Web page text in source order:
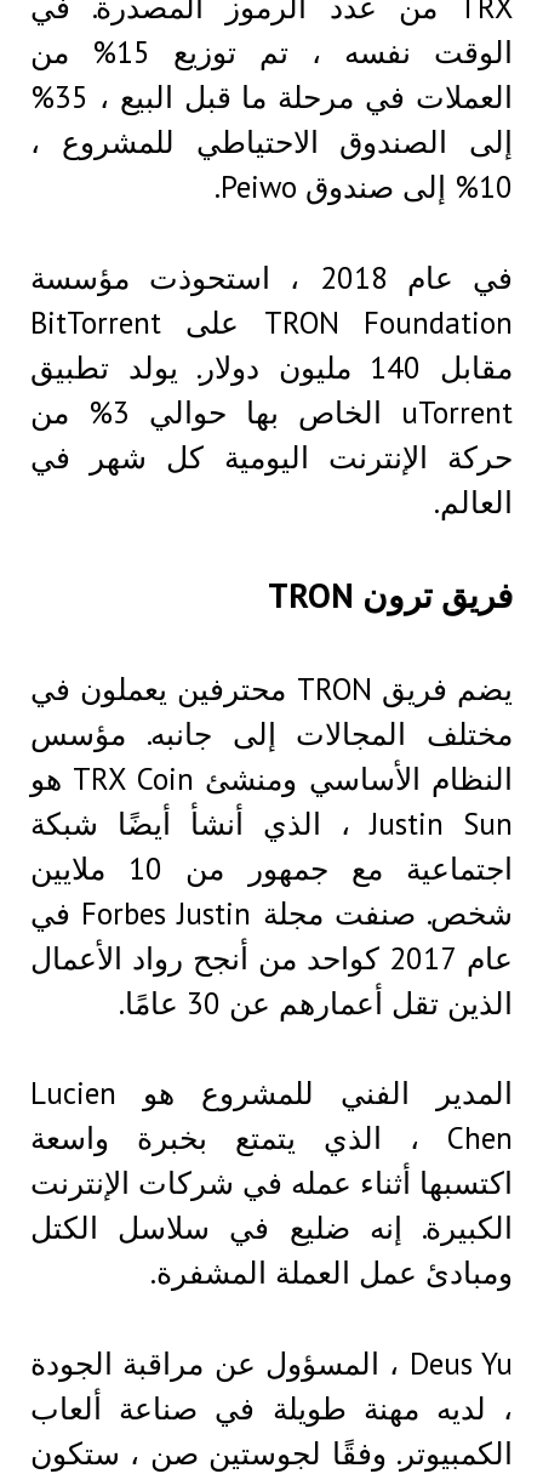
الوقت نفسه ، تم توزيع 15% من
العملات في مرحلة ما قبل البيع ، 35%
إلى الصندوق الاحتياطي للمشروع ،
10% إلى صندوق Peiwo.
في عام 2018 ، استحوذت مؤسسة
TRON Foundation على BitTorrent
مقابل 140 مليون دولار. يولد تطبيق
uTorrent الخاص بها حوالي 3% من
حركة الإنترنت اليومية كل شهر في
العالم.
فريق ترون TRON
يضم فريق TRON محترفين يعملون في
مختلف المجالات إلى جانبه. مؤسس
النظام الأساسي ومنشئ TRX Coin هو
Justin Sun ، الذي أنشأ أيضًا شبكة
اجتماعية مع جمهور من 10 ملايين
شخص. صنفت مجلة Forbes Justin في
عام 2017 كواحد من أنجح رواد الأعمال
الذين تقل أعمارهم عن 30 عامًا.
المدير الفني للمشروع هو Lucien
Chen ، الذي يتمتع بخبرة واسعة
اكتسبها أثناء عمله في شركات الإنترنت
الكبيرة. إنه ضليع في سلاسل الكتل
ومبادئ عمل العملة المشفرة.
Deus Yu ، المسؤول عن مراقبة الجودة
، لديه مهنة طويلة في صناعة ألعاب
الكمبيوتر. وفقًا لجوستين صن ، ستكون